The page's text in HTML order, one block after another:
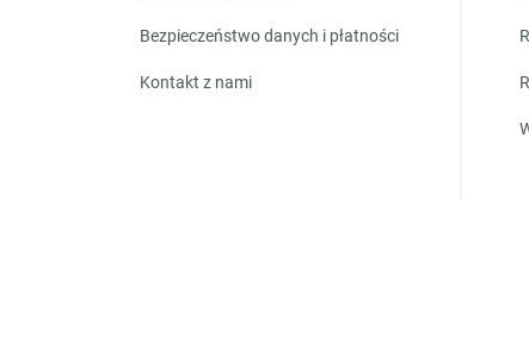
bezpieczeństwo danych i płatności
kontakt z nami